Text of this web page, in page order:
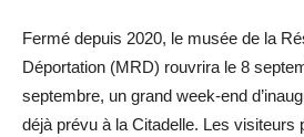
Fermé depuis 2020, le musée de la
Déportation (MRD) rouvrira le 8
septembre, un grand week-end
déjà prévu à la Citadelle. Les visiteurs